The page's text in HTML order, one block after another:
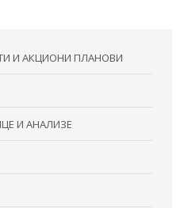
И АКЦИОНИ ПЛАНОВИ
И АНАЛИЗЕ